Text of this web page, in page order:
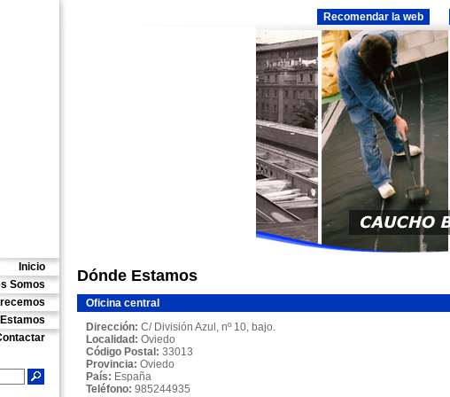
Recomendar la web
Inicio
Somos
Dónde Estamos
Oficina central
Dirección: C/ División Azul, nº 10, bajo.
Localidad: Oviedo
Código Postal: 33013
Provincia: Oviedo
País: España
Teléfono: 985244935